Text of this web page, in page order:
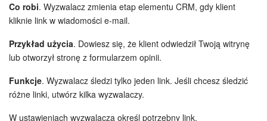
Co robi. Wyzwalacz zmienia etap elementu CRM, gdy klient
kliknie link w wiadomości e-mail.
Przykład użycia. Dowiesz się, że klient odwiedził Twoją witrynę
lub otworzył stronę z formularzem opinii.
Funkcje. Wyzwalacz śledzi tylko jeden link. Jeśli chcesz śledzić
różne linki, utwórz kilka wyzwalaczy.
W ustawieniach wyzwalacza określ potrzebny link.